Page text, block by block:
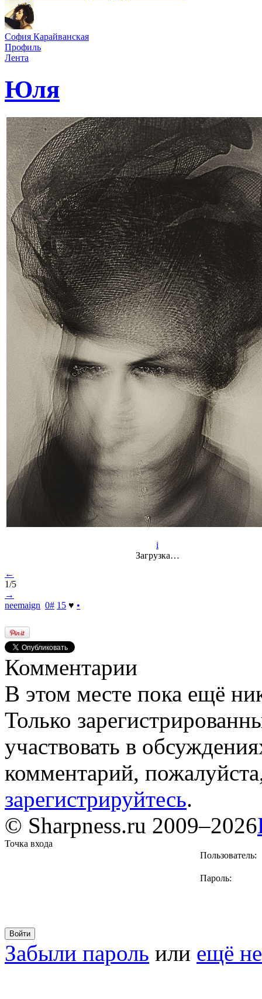
София Карайванская
Профиль
Лента
Юля
i
Загрузка…
←
1/5
→
neemaign 0# 15 ♥ •
Комментарии
В этом месте пока ещё
Только
участвовать в
комментарий,
зарегистрируйтесь.
© Sharpness.ru 2009–2026
Точка входа
Пользователь:
Пароль:
Забыли пароль или ещё